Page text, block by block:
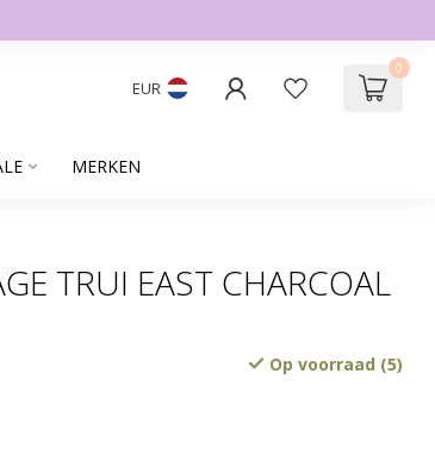
EUR
0
MERKEN
TRUI EAST CHARCOAL
Op voorraad (5)